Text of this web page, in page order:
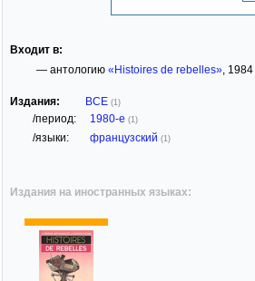
Входит в:
— антологию «Histoires de rebelles», 1984
Издания: ВСЕ (1)
/период: 1980-е (1)
/языки: французский (1)
Издания на иностранных языках: